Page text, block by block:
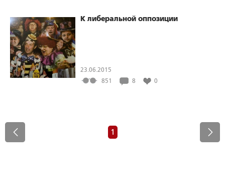
К либеральной оппозиции
23.06.2015
851
8 0
1